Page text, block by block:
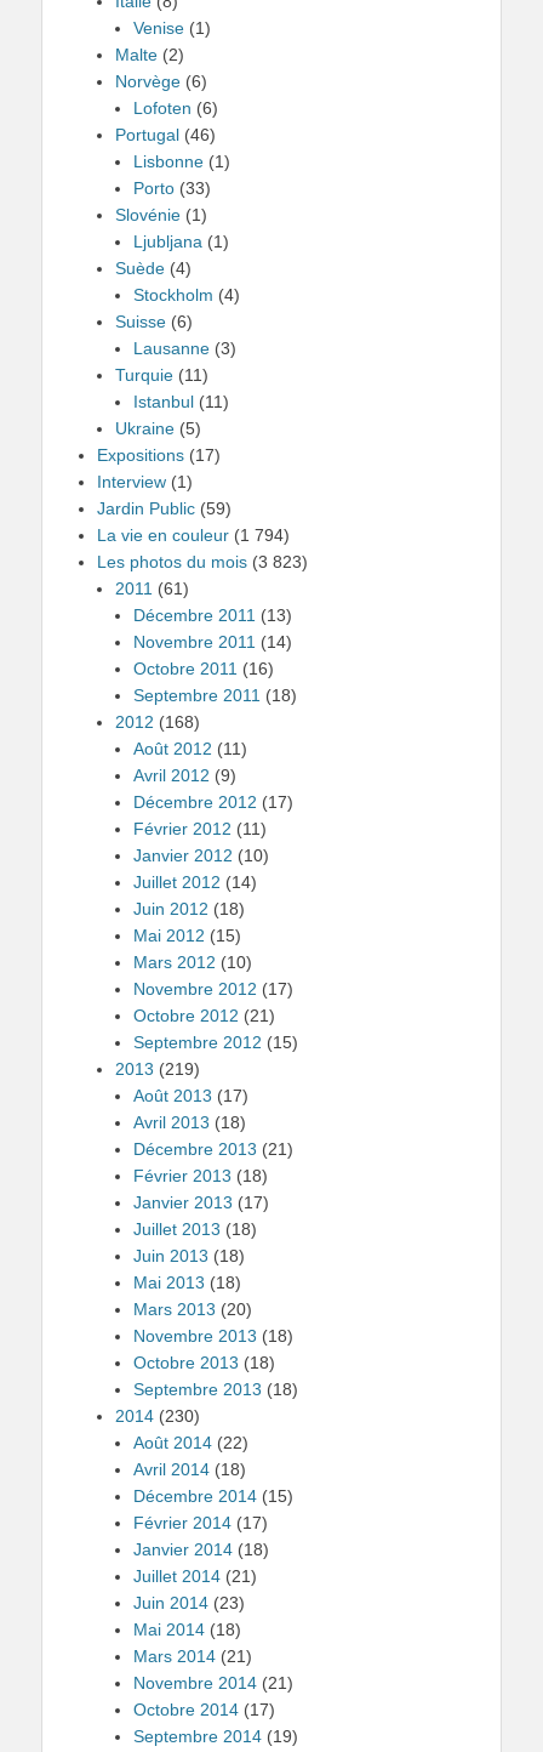
Venise (1)
Malte (2)
Norvège (6)
Lofoten (6)
Portugal (46)
Lisbonne (1)
Porto (33)
Slovénie (1)
Ljubljana (1)
Suède (4)
Stockholm (4)
Suisse (6)
Lausanne (3)
Turquie (11)
Istanbul (11)
Ukraine (5)
Expositions (17)
Interview (1)
Jardin Public (59)
La vie en couleur (1 794)
Les photos du mois (3 823)
2011 (61)
Décembre 2011 (13)
Novembre 2011 (14)
Octobre 2011 (16)
Septembre 2011 (18)
2012 (168)
Août 2012 (11)
Avril 2012 (9)
Décembre 2012 (17)
Février 2012 (11)
Janvier 2012 (10)
Juillet 2012 (14)
Juin 2012 (18)
Mai 2012 (15)
Mars 2012 (10)
Novembre 2012 (17)
Octobre 2012 (21)
Septembre 2012 (15)
2013 (219)
Août 2013 (17)
Avril 2013 (18)
Décembre 2013 (21)
Février 2013 (18)
Janvier 2013 (17)
Juillet 2013 (18)
Juin 2013 (18)
Mai 2013 (18)
Mars 2013 (20)
Novembre 2013 (18)
Octobre 2013 (18)
Septembre 2013 (18)
2014 (230)
Août 2014 (22)
Avril 2014 (18)
Décembre 2014 (15)
Février 2014 (17)
Janvier 2014 (18)
Juillet 2014 (21)
Juin 2014 (23)
Mai 2014 (18)
Mars 2014 (21)
Novembre 2014 (21)
Octobre 2014 (17)
Septembre 2014 (19)